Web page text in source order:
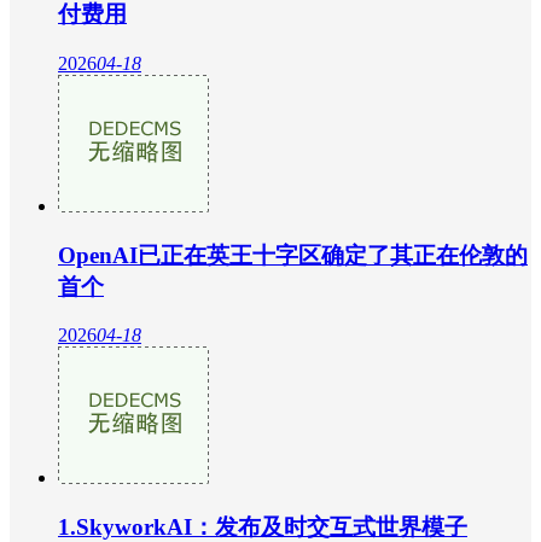
付费用
202604-18
OpenAI已正在英王十字区确定了其正在伦敦的
首个
202604-18
1.SkyworkAI：发布及时交互式世界模子